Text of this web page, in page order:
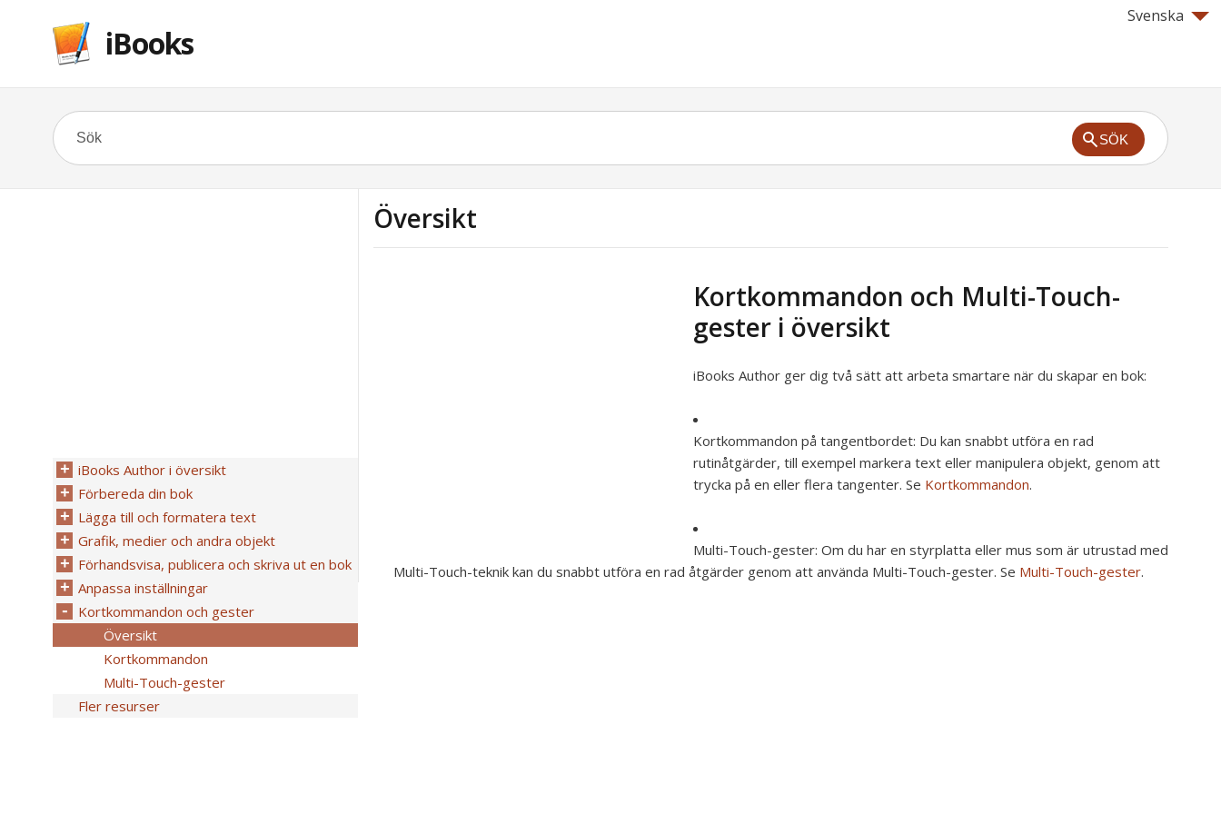
Svenska
iBooks
SÖK
Översikt
Kortkommandon och Multi-Touch-
gester i översikt
iBooks Author ger dig två sätt att arbeta smartare när du skapar en bok:
Kortkommandon på tangentbordet: Du kan snabbt utföra en rad
rutinåtgärder, till exempel markera text eller manipulera objekt, genom att
trycka på en eller flera tangenter. Se Kortkommandon.
Multi-Touch-gester: Om du har en styrplatta eller mus som är utrustad med
Multi-Touch-teknik kan du snabbt utföra en rad åtgärder genom att använda Multi-Touch-gester. Se Multi-Touch-gester.
iBooks Author i översikt
Förbereda din bok
Lägga till och formatera text
Grafik, medier och andra objekt
Förhandsvisa, publicera och skriva ut en bok
Anpassa inställningar
Kortkommandon och gester
Översikt
Kortkommandon
Multi-Touch-gester
Fler resurser